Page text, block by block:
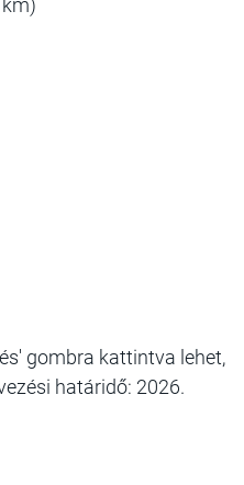
gombra kattintva lehet,
határidő: 2026.